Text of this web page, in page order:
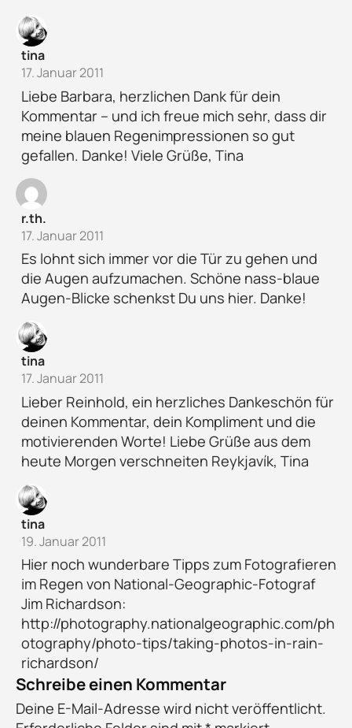
tina
17. Januar 2011
Liebe Barbara, herzlichen Dank für dein
Kommentar – und ich freue mich sehr, dass dir
meine blauen Regenimpressionen so gut
gefallen. Danke! Viele Grüße, Tina
r.th.
17. Januar 2011
Es lohnt sich immer vor die Tür zu gehen und
die Augen aufzumachen. Schöne nass-blaue
Augen-Blicke schenkst Du uns hier. Danke!
tina
17. Januar 2011
Lieber Reinhold, ein herzliches Dankeschön für
deinen Kommentar, dein Kompliment und die
motivierenden Worte! Liebe Grüße aus dem
heute Morgen verschneiten Reykjavík, Tina
tina
19. Januar 2011
Hier noch wunderbare Tipps zum Fotografieren
im Regen von National-Geographic-Fotograf
Jim Richardson:
http://photography.nationalgeographic.com/ph
otography/photo-tips/taking-photos-in-rain-
richardson/
Schreibe einen Kommentar
Deine E-Mail-Adresse wird nicht veröffentlicht.